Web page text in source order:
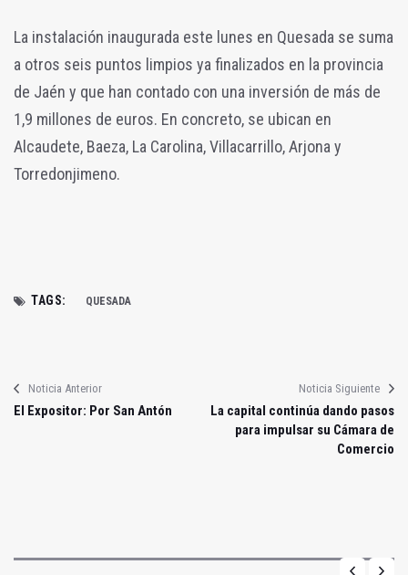
La instalación inaugurada este lunes en Quesada se suma
a otros seis puntos limpios ya finalizados en la provincia
de Jaén y que han contado con una inversión de más de
1,9 millones de euros. En concreto, se ubican en
Alcaudete, Baeza, La Carolina, Villacarrillo, Arjona y
Torredonjimeno.
TAGS: QUESADA
Noticia Anterior
El Expositor: Por San Antón
Noticia Siguiente
La capital continúa dando pasos
para impulsar su Cámara de
Comercio